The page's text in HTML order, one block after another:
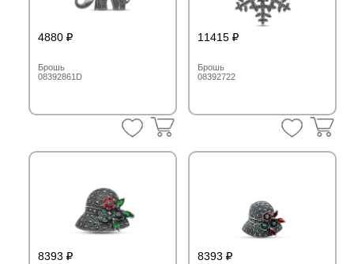
11415
Брошь
08392722
4880
Брошь
08392861D
8393
8393